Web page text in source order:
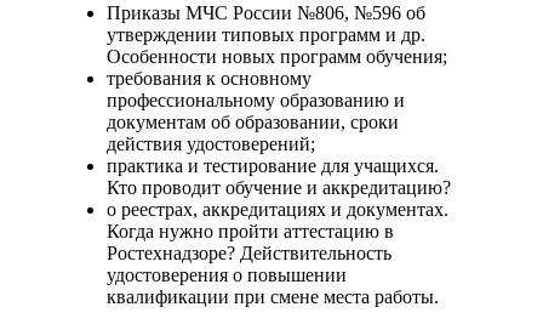
Приказы МЧС России №806, №596 об
утверждении типовых программ и др.
Особенности новых программ обучения;
требования к основному
профессиональному образованию и
документам об образовании, сроки
действия удостоверений;
практика и тестирование для учащихся.
Кто проводит обучение и аккредитацию?
о реестрах, аккредитациях и документах.
Когда нужно пройти аттестацию в
Ростехнадзоре? Действительность
удостоверения о повышении
квалификации при смене места работы.